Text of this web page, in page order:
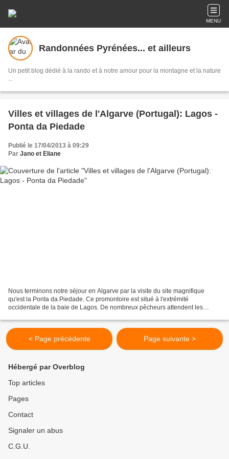
MENU
Randonnées Pyrénées... et ailleurs
Un petit blog dédié à la rando et à notre amour pour la montagne et la nature
...
Villes et villages de l'Algarve (Portugal): Lagos -
Ponta da Piedade
Publié le 17/04/2013 à 09:29
Par Jano et Eliane
Nous terminons notre séjour en Algarve par la visite du site magnifique
qu'est la Ponta da Piedade. Ce promontoire est situé à l'extrémité
occidentale de la baie de Lagos. De nombreux pêcheurs attendent les
< Page précédente Page suivante >
Hébergé par Overblog
Top articles
Pages
Contact
Signaler un abus
C.G.U.